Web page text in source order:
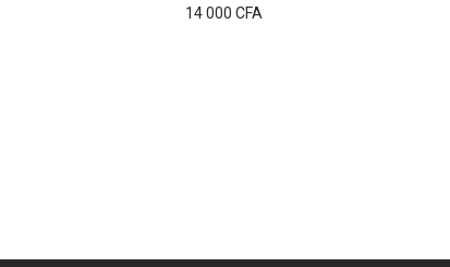
14 000 CFA